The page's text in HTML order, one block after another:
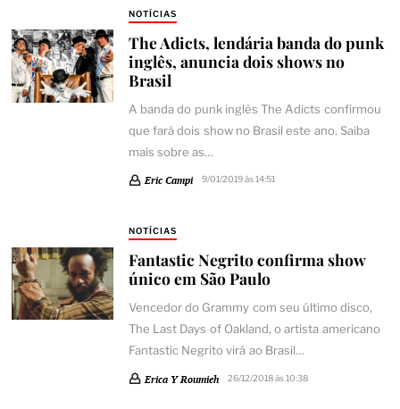
NOTÍCIAS
The Adicts, lendária banda do punk
inglês, anuncia dois shows no
Brasil
A banda do punk inglês The Adicts confirmou
que fará dois show no Brasil este ano. Saiba
mais sobre as…
Eric Campi 9/01/2019 às 14:51
NOTÍCIAS
Fantastic Negrito confirma show
único em São Paulo
Vencedor do Grammy com seu último disco,
The Last Days of Oakland, o artista americano
Fantastic Negrito virá ao Brasil…
Erica Y Roumieh 26/12/2018 às 10:38